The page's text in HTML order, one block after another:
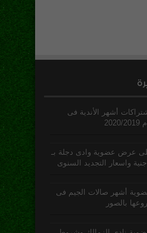
أشهر الأندية فى
عرض عضوية وادى دجلة بـ
أشهر صالات الجيم فى
بالصور